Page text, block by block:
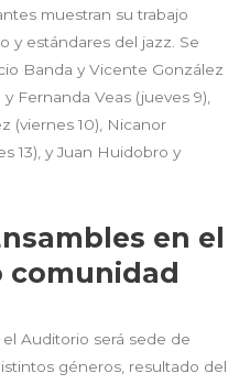
muestran su trabajo
y estándares del jazz. Se
Banda y Vicente González
Fernanda Veas (jueves 9),
(viernes 10), Nicanor
13), y Juan Huidobro y
en el
comunidad
Auditorio será sede de
géneros, resultado del